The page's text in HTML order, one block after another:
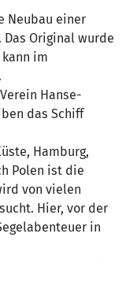
Neubau einer
Das Original wurde
im
Hanse-
das Schiff
Hamburg,
Polen ist die
von vielen
Hier, vor der
in
wir